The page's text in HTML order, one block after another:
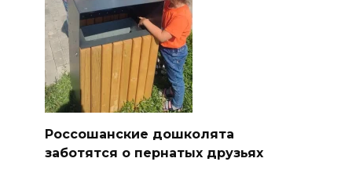
Россошанские дошколята
заботятся о пернатых друзьях